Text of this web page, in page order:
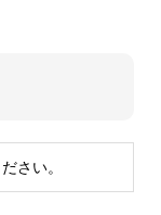
さい。